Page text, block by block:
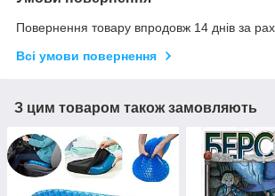
Повернення товару впродовж 14 днів за
Всі умови повернення
З цим товаром також замовляють